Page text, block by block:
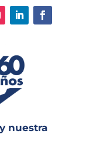
nuestra